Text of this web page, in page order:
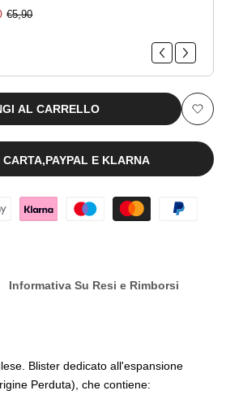
€5,90
AL CARRELLO
alla
CARTA,PAYPAL E KLARNA
Informativa Su Resi e Rimborsi
Blister dedicato all'espansione
Perduta), che contiene: